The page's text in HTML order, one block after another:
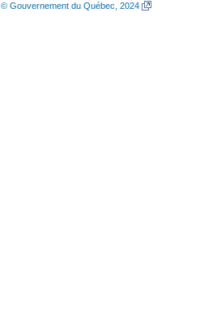
© Gouvernement du Québec, 2024